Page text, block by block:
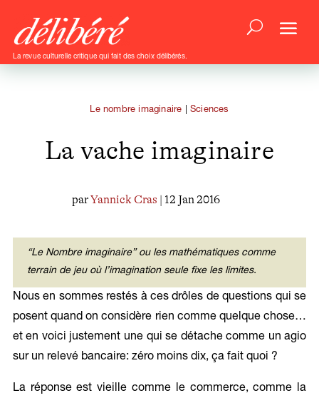
La revue culturelle critique qui fait des choix délibérés.
Le nombre imaginaire Sciences
La vache imaginaire
parYannick Cras | 12 Jan 2016
“Le Nombre imaginaire” ou les mathématiques comme
terrain de jeu où l’imagination seule fixe les limites.
Nous en sommes restés à ces drôles de questions qui se
posent quand on considère rien comme quelque chose…
et en voici justement une qui se détache comme un agio
sur un relevé bancaire: zéro moins dix, ça fait quoi ?
La réponse est vieille comme le commerce, comme la